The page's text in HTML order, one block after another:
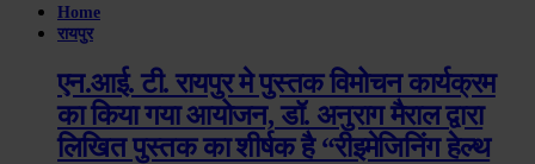
Home
रायपुर
एन.आई. टी. रायपुर मे पुस्तक विमोचन कार्यक्रम
का किया गया आयोजन, डॉ. अनुराग मैराल द्वारा
लिखित पुस्तक का शीर्षक है “रीइमेजिनिंग हेल्थ